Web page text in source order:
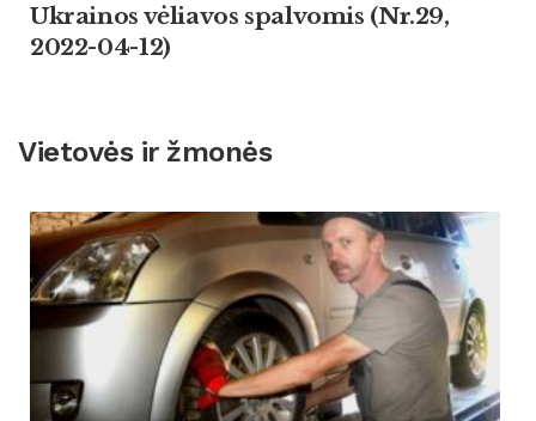
Ukrainos vėliavos spalvomis (Nr.29,
2022-04-12)
Vietovės ir žmonės